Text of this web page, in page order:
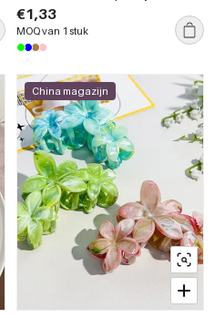
haarclips
€1,33
MOQ van 1 stuk
China magazijn